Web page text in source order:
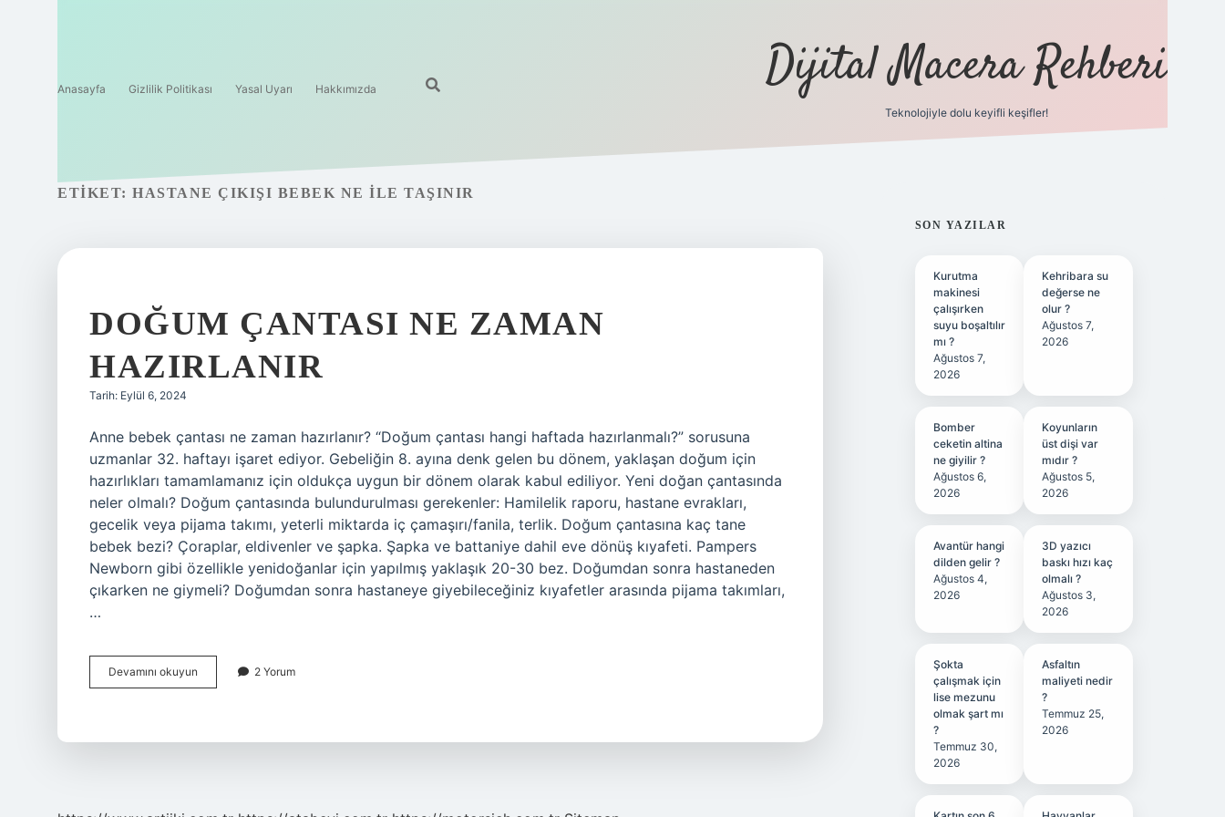
Anasayfa Gizlilik Politikası Yasal Uyarı Hakkımızda Dijital Macera Rehberi
Teknolojiyle dolu keyifli keşifler!
ETIKET: HASTANE ÇIKIŞI BEBEK NE ILE TAŞINIR
DOĞUM ÇANTASI NE ZAMAN
HAZIRLANIR
Tarih: Eylül 6, 2024
Anne bebek çantası ne zaman hazırlanır? “Doğum çantası hangi haftada hazırlanmalı?” sorusuna
uzmanlar 32. haftayı işaret ediyor. Gebeliğin 8. ayına denk gelen bu dönem, yaklaşan doğum için
hazırlıkları tamamlamanız için oldukça uygun bir dönem olarak kabul ediliyor. Yeni doğan çantasında
neler olmalı? Doğum çantasında bulundurulması gerekenler: Hamilelik raporu, hastane evrakları,
gecelik veya pijama takımı, yeterli miktarda iç çamaşırı/fanila, terlik. Doğum çantasına kaç tane
bebek bezi? Çoraplar, eldivenler ve şapka. Şapka ve battaniye dahil eve dönüş kıyafeti. Pampers
Newborn gibi özellikle yenidoğanlar için yapılmış yaklaşık 20-30 bez. Doğumdan sonra hastaneden
çıkarken ne giymeli? Doğumdan sonra hastaneye giyebileceğiniz kıyafetler arasında pijama takımları,
…
Devamını okuyun
Çantası
2 Yorum
SIDEBAR
SON YAZILAR
Kurutma
makinesi
çalışırken
suyu boşaltılır
mı ?
Ağustos 7,
2026
Kehribara su
değerse ne
olur ?
Ağustos 7,
2026
Bomber
ceketin altina
ne giyilir ?
Ağustos 6,
2026
Koyunların
üst dişi var
mıdır ?
Ağustos 5,
2026
Avantür hangi
dilden gelir ?
Ağustos 4,
2026
3D yazıcı
baskı hızı kaç
olmalı ?
Ağustos 3,
2026
Şokta
çalışmak için
lise mezunu
olmak şart mı
?
Temmuz 30,
2026
Asfaltın
maliyeti nedir
?
Temmuz 25,
2026